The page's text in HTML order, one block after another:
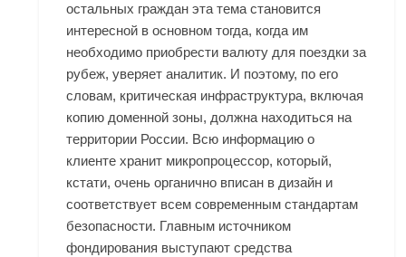
остальных граждан эта тема становится
интересной в основном тогда, когда им
необходимо приобрести валюту для поездки за
рубеж, уверяет аналитик. И поэтому, по его
словам, критическая инфраструктура, включая
копию доменной зоны, должна находиться на
территории России. Всю информацию о
клиенте хранит микропроцессор, который,
кстати, очень органично вписан в дизайн и
соответствует всем современным стандартам
безопасности. Главным источником
фондирования выступают средства